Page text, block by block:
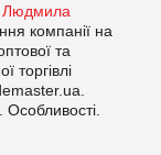
Людмила
компанії на
та
торгівлі